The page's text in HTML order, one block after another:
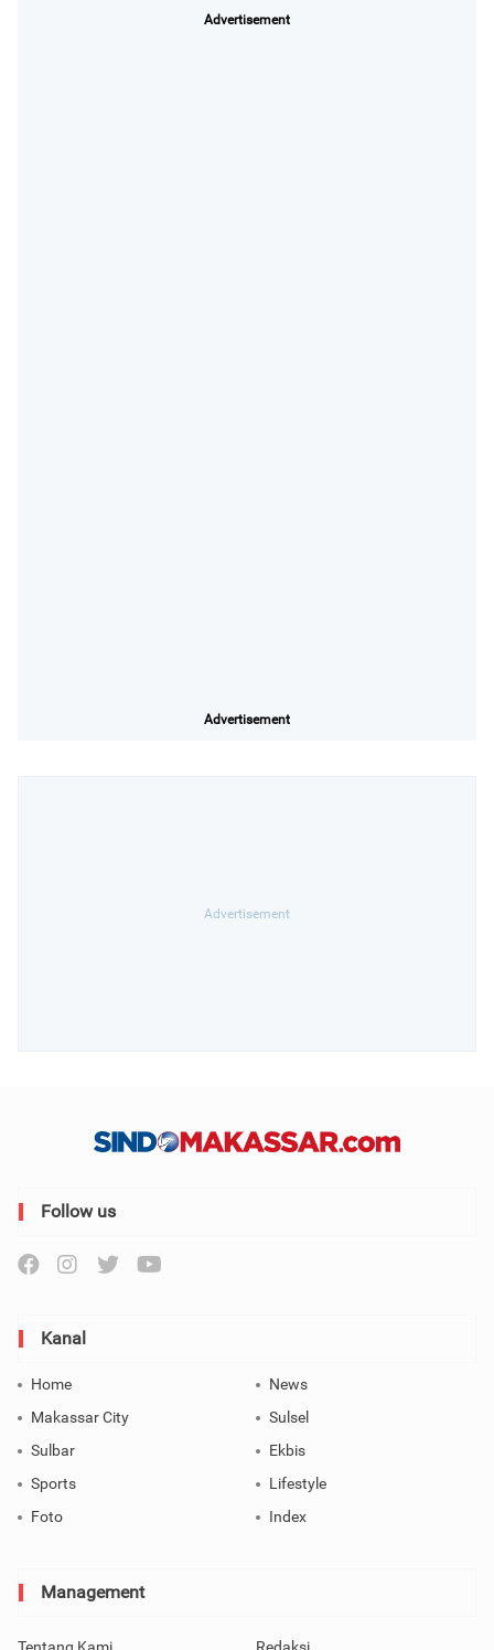
Advertisement
Advertisement
Follow us
Kanal
Home
News
Makassar City
Sulsel
Sulbar
Ekbis
Sports
Lifestyle
Foto
Index
Management
Tentang Kami Redaksi